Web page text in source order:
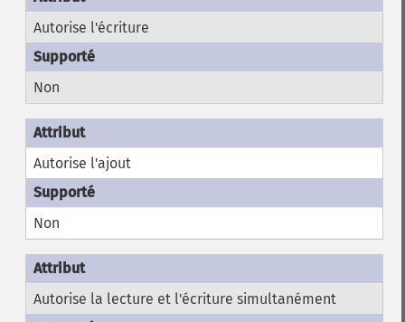
Autorise l'écriture
Non
Autorise l'ajout
Non
Autorise la lecture et l'écriture simultanément